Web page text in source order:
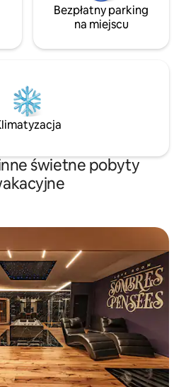
Bezpłatny parking
na miejscu
świetne pobyty